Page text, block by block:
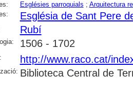
Esglésies parroquials ; Arquitectura
Església de Sant Pere
Rubí
1506 - 1702
http://www.raco.cat/
Biblioteca Central de